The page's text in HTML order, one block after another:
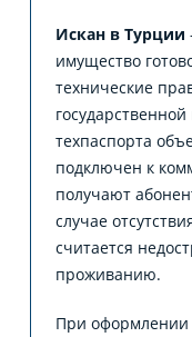
Искан в Турции
имущество
технические
техпаспорта
подключен к
получают
случае
считается
проживанию.
При оформлении